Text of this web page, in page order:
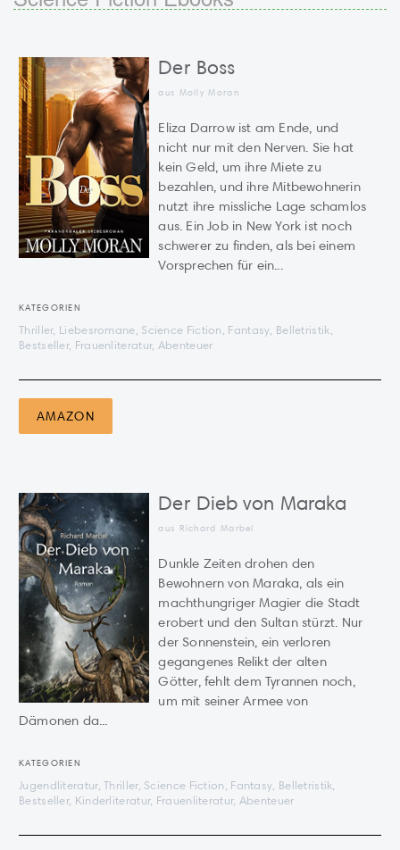
Der Boss
aus Molly Moran
Eliza Darrow ist am Ende, und
nicht nur mit den Nerven. Sie hat
kein Geld, um ihre Miete zu
bezahlen, und ihre Mitbewohnerin
nutzt ihre missliche Lage schamlos
aus. Ein Job in New York ist noch
schwerer zu finden, als bei einem
Vorsprechen für ein...
KATEGORIEN
Thriller, Liebesromane, Science Fiction, Fantasy, Belletristik,
Bestseller, Frauenliteratur, Abenteuer
AMAZON
Der Dieb von Maraka
aus Richard Marbel
Dunkle Zeiten drohen den
Bewohnern von Maraka, als ein
machthungriger Magier die Stadt
erobert und den Sultan stürzt. Nur
der Sonnenstein, ein verloren
gegangenes Relikt der alten
Götter, fehlt dem Tyrannen noch,
um mit seiner Armee von
Dämonen da...
KATEGORIEN
Jugendliteratur, Thriller, Science Fiction, Fantasy, Belletristik,
Bestseller, Kinderliteratur, Frauenliteratur, Abenteuer